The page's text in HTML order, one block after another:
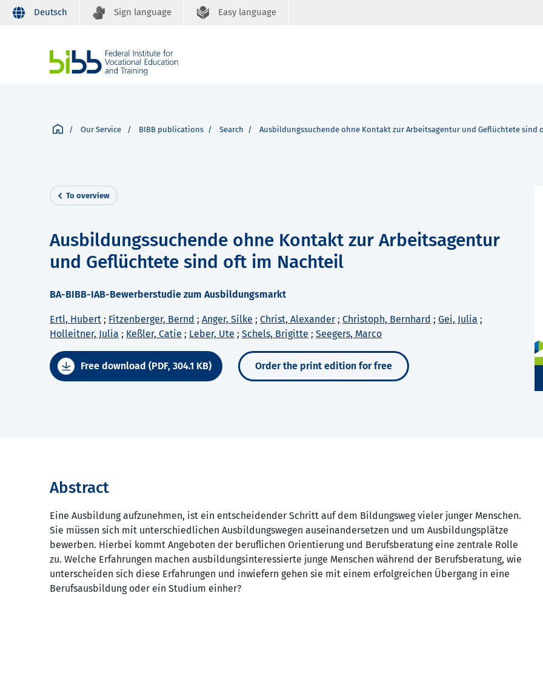
Deutsch Sign language Easy language
Our Service BIBB publications Search Ausbildungssuchende ohne Kontakt zur Arbeitsagentur und Geflüchtete sind
To overview
Ausbildungssuchende ohne Kontakt zur Arbeitsagentur
und Geflüchtete sind oft im Nachteil
BA-BIBB-IAB-Bewerberstudie zum Ausbildungsmarkt
Ertl, Hubert ; Fitzenberger, Bernd ; Anger, Silke ; Christ, Alexander ; Christoph, Bernhard ; Gei, Julia ;
Holleitner, Julia ; Keßler, Catie ; Leber, Ute ; Schels, Brigitte ; Seegers, Marco
Free download (PDF, 304.1 KB) Order the print edition for free
Abstract
Eine Ausbildung aufzunehmen, ist ein entscheidender Schritt auf dem Bildungsweg vieler junger Menschen.
Sie müssen sich mit unterschiedlichen Ausbildungswegen auseinandersetzen und um Ausbildungsplätze
bewerben. Hierbei kommt Angeboten der beruflichen Orientierung und Berufsberatung eine zentrale Rolle
zu. Welche Erfahrungen machen ausbildungsinteressierte junge Menschen während der Berufsberatung, wie
unterscheiden sich diese Erfahrungen und inwiefern gehen sie mit einem erfolgreichen Übergang in eine
Berufsausbildung oder ein Studium einher?